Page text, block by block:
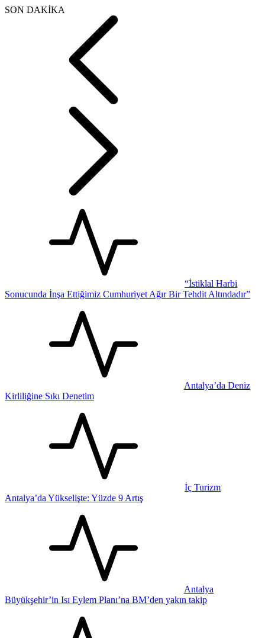
SON DAKİKA
“İstiklal Harbi
Sonucunda İnşa Ettiğimiz Cumhuriyet Ağır Bir Tehdit Altındadır”
Antalya’da Deniz
Kirliliğine Sıkı Denetim
İç Turizm
Antalya’da Yükselişte: Yüzde 9 Artış
Antalya
Büyükşehir’in Isı Eylem Planı’na BM’den yakın takip